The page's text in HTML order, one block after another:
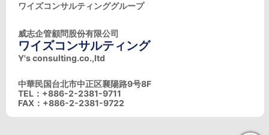
ワイズコンサルティンググループ
威志企管顧問股份有限公司
ワイズコンサルティング
Y's consulting.co.,ltd
中華民国台北市中正区襄陽路9号8F
TEL：+886-2-2381-9711
FAX：+886-2-2381-9722